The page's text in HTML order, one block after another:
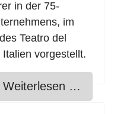
in der 75-
im
Teatro del
vorgestellt.
Weiterlesen …